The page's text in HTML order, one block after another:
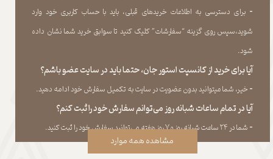
​​​​​​​- برای دسترسی به اطلاعات خریدهای قبلی، باید با حساب کاربری خود وارد
شوید،سپس روی گزینه “سفارشات” کلیک کنید تا سوابق خرید شما نشان داده
‏شود.​​​​​​​
آیا برای خرید از کانسپت استور جان، حتما باید در سایت عضو باشم؟
​​​​​​​- خیر، شما میتوانید بدون عضویت در سایت به تکمیل سفارش خود ادامه دهید.​​​​​​​
آیا در تمام ساعات شبانه روز می‌توانم سفارش خود را ثبت کنم؟
​​​​​​​​​​​​​​- شما در ۲۴ ساعت شبانه روز و ۷ روز هفته می‌‏توانید سفارش خود را ثبت کنید.
مشاهده همه موارد